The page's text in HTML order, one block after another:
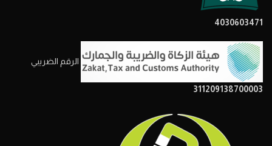
4030603471
الرقم الضريبي
311209138700003